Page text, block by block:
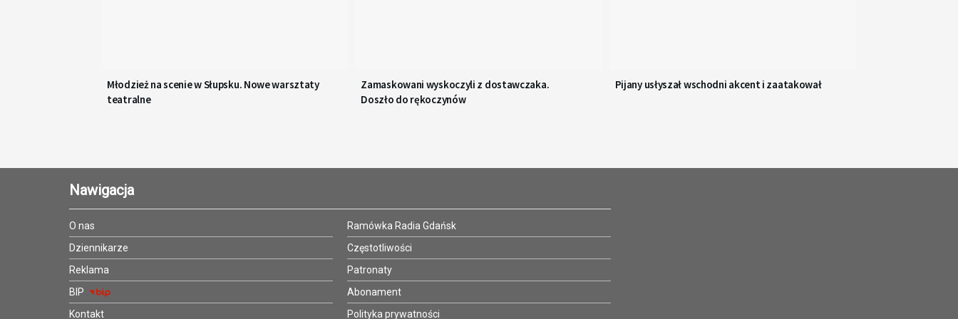
Młodzież na scenie w Słupsku. Nowe warsztaty
teatralne
Zamaskowani wyskoczyli z dostawczaka.
Doszło do rękoczynów
Pijany usłyszał wschodni akcent i zaatakował
Nawigacja
O nas
Dziennikarze
Reklama
BIP
Kontakt
Ramówka Radia Gdańsk
Częstotliwości
Patronaty
Abonament
Polityka prywatności